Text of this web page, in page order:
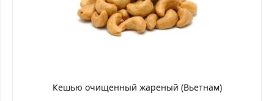
Кешью очищенный жареный (Вьетнам)